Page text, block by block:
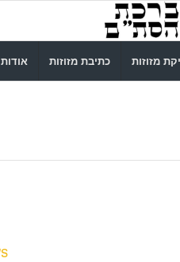
כתיבת מזוזות מזוזות